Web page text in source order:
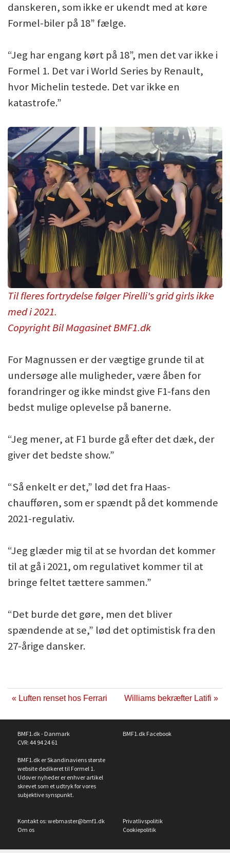
danskeren, som ikke er ukendt med at køre
Formel-biler på 18” fælge.
“Jeg har engang kørt på 18”, men det var ikke i
Formel 1. Det var i World Series by Renault,
hvor Michelin testede. Det var ikke en
katastrofe.”
Til fleres fortrydelse følger Pirelli's grid girls ikke
med i 2021.
Copyright Bil Magasinet BMF1.dk
For Magnussen er der vægtige grunde til at
undersøge alle muligheder, være åben for
forandringer og ikke mindst give F1-fans den
bedst mulige oplevelse på banerne.
“Jeg mener, at F1 burde gå efter det dæk, der
giver det bedste show.”
“Så enkelt er det,” lød det fra Haas-
chaufføren, som er spændt på det kommende
2021-regulativ.
“Jeg glæder mig til at se hvordan det kommer
til at gå i 2021, om regulativet kommer til at
bringe feltet tættere sammen.”
“Det burde det gøre, men det bliver
spændende at se,” lød det optimistisk fra den
27-årige dansker.
« Luften renset hos Ferrari Williams bekræfter Latifi »
BMF1.dk - Danmark
CVR: 44 94 24 61
BMF1.dk er Skandinaviens største
website dedikeret til Formel 1.
Udover nyheder er enhver artikel
skrevet som et udtryk for vores
subjektive synspunkt.
BMF1.dk Facebook
Kontakt os: webmaster@bmf1.dk
Om os
Privatlivspolitik
Cookiepolitik